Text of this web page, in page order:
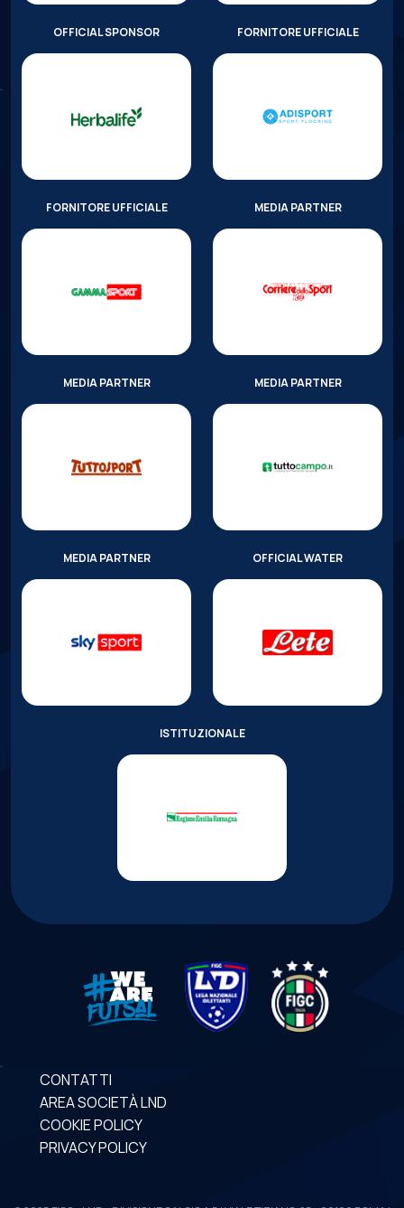
OFFICIAL SPONSOR FORNITORE UFFICIALE
FORNITORE UFFICIALE MEDIA PARTNER
MEDIA PARTNER MEDIA PARTNER
MEDIA PARTNER OFFICIAL WATER
ISTITUZIONALE
CONTATTI
AREA SOCIETÀ LND
COOKIE POLICY
PRIVACY POLICY